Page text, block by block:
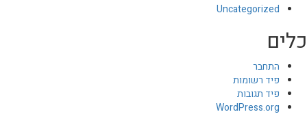
Uncategorized
כלים
התחבר
פיד רשומות
פיד תגובות
WordPress.org